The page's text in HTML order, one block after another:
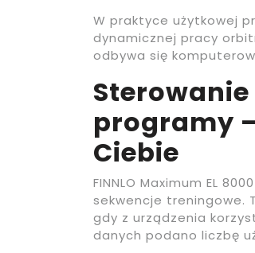
W praktyce użytkowej
dynamicznej pracy
odbywa się
programy
Ciebie
FINNLO Maximum EL
sekwencje treningowe.
gdy z urządzenia
danych podano liczbę